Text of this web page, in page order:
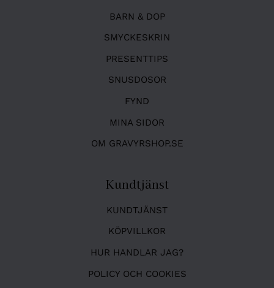
BARN & DOP
SMYCKESKRIN
PRESENTTIPS
SNUSDOSOR
FYND
MINA SIDOR
OM GRAVYRSHOP.SE
Kundtjänst
KUNDTJÄNST
KÖPVILLKOR
HUR HANDLAR JAG?
POLICY OCH COOKIES